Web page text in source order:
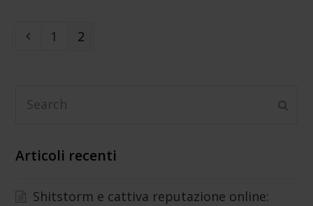
Previous
Page
1 Page
2
Articoli recenti
Shitstorm e cattiva reputazione online: